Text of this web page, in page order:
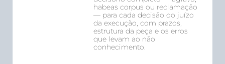
habeas corpus ou reclamação
— para cada decisão do juízo
da execução, com prazos,
estrutura da peça e os erros
que levam ao não
conhecimento.